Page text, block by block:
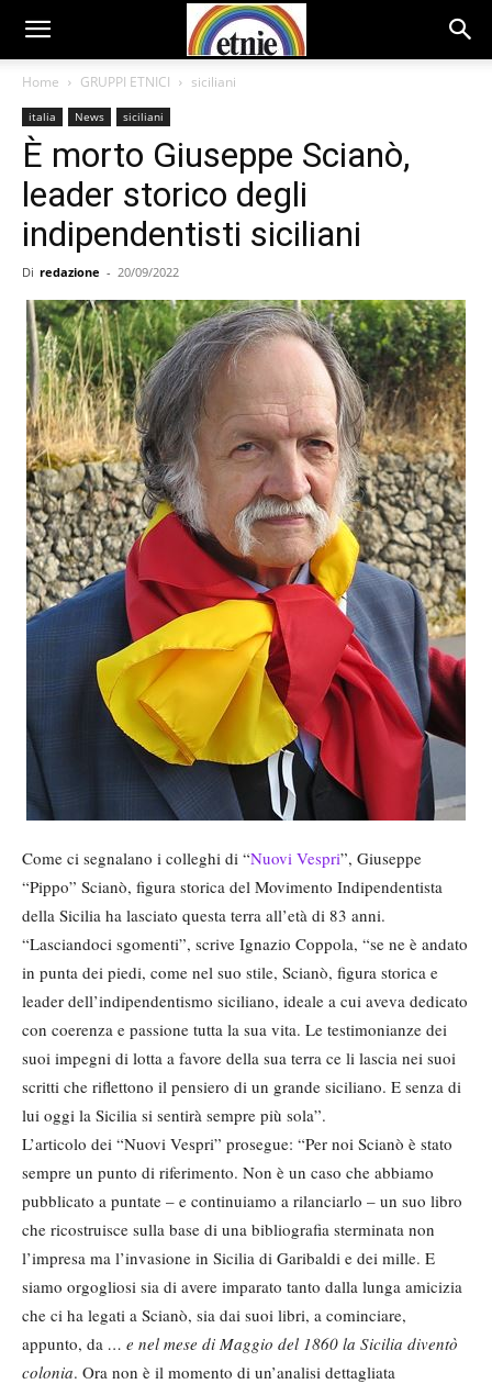
Home GRUPPI ETNICI siciliani
italia News siciliani
È morto Giuseppe Scianò,
leader storico degli
indipendentisti siciliani
Di redazione - 20/09/2022
Come ci segnalano i colleghi di “Nuovi Vespri”, Giuseppe
“Pippo” Scianò, figura storica del Movimento Indipendentista
della Sicilia ha lasciato questa terra all’età di 83 anni.
“Lasciandoci sgomenti”, scrive Ignazio Coppola, “se ne è andato
in punta dei piedi, come nel suo stile, Scianò, figura storica e
leader dell’indipendentismo siciliano, ideale a cui aveva dedicato
con coerenza e passione tutta la sua vita. Le testimonianze dei
suoi impegni di lotta a favore della sua terra ce li lascia nei suoi
scritti che riflettono il pensiero di un grande siciliano. E senza di
lui oggi la Sicilia si sentirà sempre più sola”.
L’articolo dei “Nuovi Vespri” prosegue: “Per noi Scianò è stato
sempre un punto di riferimento. Non è un caso che abbiamo
pubblicato a puntate – e continuiamo a rilanciarlo – un suo libro
che ricostruisce sulla base di una bibliografia sterminata non
l’impresa ma l’invasione in Sicilia di Garibaldi e dei mille. E
siamo orgogliosi sia di avere imparato tanto dalla lunga amicizia
che ci ha legati a Scianò, sia dai suoi libri, a cominciare,
appunto, da … e nel mese di Maggio del 1860 la Sicilia diventò
colonia. Ora non è il momento di un’analisi dettagliata